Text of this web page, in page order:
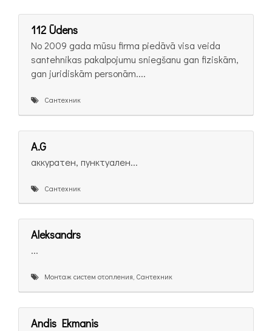
112 Ūdens
No 2009 gada mūsu firma piedāvā visa veida
santehnikas pakalpojumu sniegšanu gan fiziskām,
gan juridiskām personām....
Сантехник
A.G
аккуратен, пунктуален...
Сантехник
Aleksandrs
...
Монтаж систем отопления, Сантехник
Andis Ekmanis